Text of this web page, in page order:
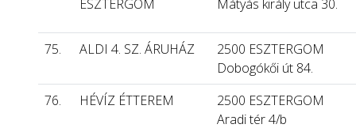
ESZTERGOM
Mátyás király utca 30.
75. ALDI 4. SZ. ÁRUHÁZ
2500 ESZTERGOM
Dobogókői út 84.
76.
HÉVÍZ ÉTTEREM
2500 ESZTERGOM
Aradi tér 4/b